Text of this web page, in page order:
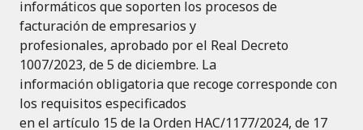
informáticos que soporten los procesos de
facturación de empresarios y
profesionales, aprobado por el Real Decreto
1007/2023, de 5 de diciembre. La
información obligatoria que recoge corresponde con
los requisitos especificados
en el artículo 15 de la Orden HAC/1177/2024, de 17